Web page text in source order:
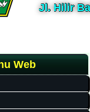
Jl. Hilir
Web
Media